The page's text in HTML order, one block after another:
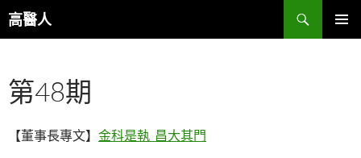
至
內
容
高醫人
搜
尋
第48期
【董事長專文】 金科是執 昌大其門